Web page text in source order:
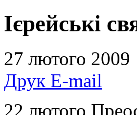
Ієрейські
27 лютого 2009
Друк E-mail
22 лютого